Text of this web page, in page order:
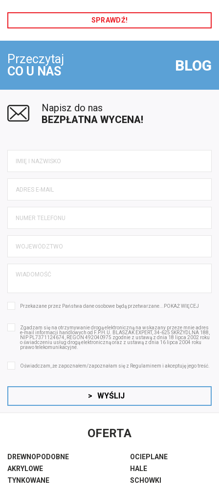
SPRAWDŹ!
Przeczytaj
CO U NAS
BLOG
Napisz do nas
BEZPŁATNA WYCENA!
Przekazane przez Państwa dane osobowe będą przetwarzane... POKAŻ WIĘCEJ
Zgadzam się na otrzymywanie drogą elektroniczną na wskazany przeze mnie adres
e-mail informacji handlowych od F.P.H.U. BLASZAK EXPERT, 34-625 SKRZYDLNA 188,
NIP PL7371124674, REGON 492040975 zgodnie z ustawą z dnia 18 lipca 2002 roku
o świadczeniu usług drogą elektroniczną oraz z ustawą z dnia 16 lipca 2004 roku
prawo telekomunikacyjne.
Oświadczam, że zapoznałem/zapoznałam się z Regulaminem i akceptuję jego treść.
> WYŚLIJ
OFERTA
DREWNOPODOBNE
OCIEPLANE
AKRYLOWE
HALE
TYNKOWANE
SCHOWKI